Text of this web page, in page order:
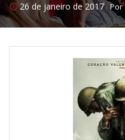
26 de janeiro de 2017 Por